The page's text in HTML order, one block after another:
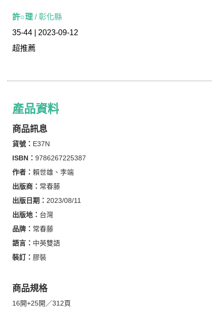
許○理 / 彰化縣
35-44 | 2023-09-12
超推薦
產品資料
商品訊息
貨號： E37N
ISBN： 9786267225387
作者： 賴世雄、李端
出版商： 常春藤
出版日期： 2023/08/11
出版地： 台灣
品牌： 常春藤
語言： 中英雙語
裝訂： 膠裝
商品規格
16開+25開／312頁